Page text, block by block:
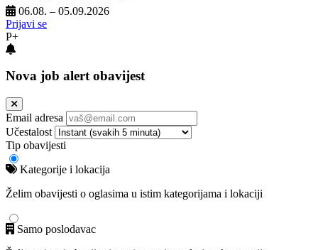
06.08. – 05.09.2026
Prijavi se
P+
Nova job alert obavijest
Email adresa
Učestalost
Tip obavijesti
Kategorije i lokacija
Želim obavijesti o oglasima u istim kategorijama i lokaciji
Samo poslodavac